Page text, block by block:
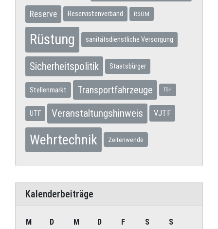
Reserve Reservistenverband RSOM
Rüstung sanitätsdienstliche Versorgung
Sicherheitspolitik Staatsbürger
Stellenmarkt Transportfahrzeuge TSH
UTF Veranstaltungshinweis VJTF
Wehrtechnik Zeitenwende
Kalenderbeiträge
M D M D F S
S